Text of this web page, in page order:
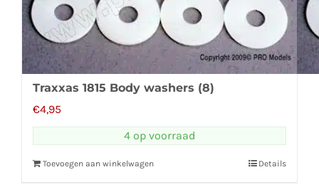
Traxxas 1815 Body washers (8)
€4,95
4 op voorraad
Toevoegen aan winkelwagen Details